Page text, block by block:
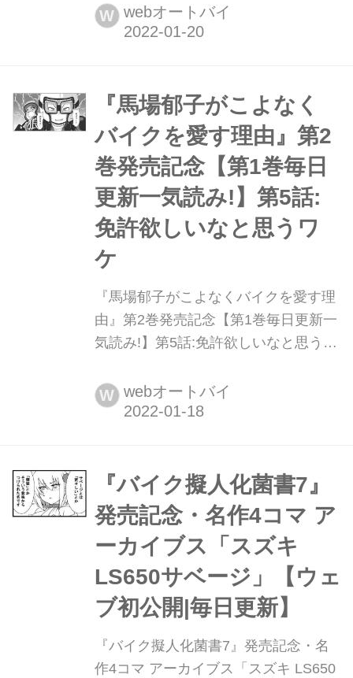
を愛す理由2』(著:鈴木秀吉)大好評発
売中!
W webオートバイ
『馬場郁子がこよなく
バイクを愛す理由』第2
巻発売記念【第1巻毎日
更新一気読み!】第5話:
免許欲しいなと思うワ
ケ
『馬場郁子がこよなくバイクを愛す理
由』第2巻発売記念【第1巻毎日更新一
気読み!】第5話:免許欲しいなと思うワ
を愛す理由2』(著:鈴木秀吉)は2022年1
月19日発売!
W webオートバイ
『バイク擬人化菌書7』
発売記念・名作4コマ ア
ーカイブス「スズキ
LS650サベージ」【ウェ
ブ初公開|毎日更新】
『バイク擬人化菌書7』発売記念・名
作4コマ アーカイブス「スズキ LS650